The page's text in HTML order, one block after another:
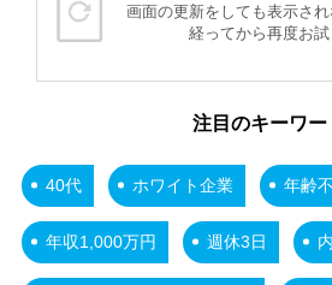
画面の更新をしても表示さ
経ってから再度お試
注目のキーワー
40代 ホワイト企業 年齢
年収1,000万円 週休3日